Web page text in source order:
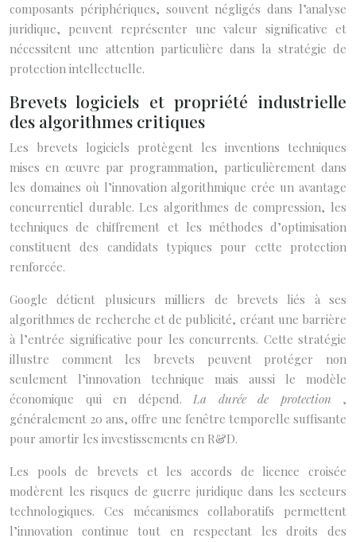
composants périphériques, souvent négligés dans l’analyse
juridique, peuvent représenter une valeur significative et
nécessitent une attention particulière dans la stratégie de
protection intellectuelle.
Brevets logiciels et propriété industrielle
des algorithmes critiques
Les brevets logiciels protègent les inventions techniques
mises en œuvre par programmation, particulièrement dans
les domaines où l’innovation algorithmique crée un avantage
concurrentiel durable. Les algorithmes de compression, les
techniques de chiffrement et les méthodes d’optimisation
constituent des candidats typiques pour cette protection
renforcée.
Google détient plusieurs milliers de brevets liés à ses
algorithmes de recherche et de publicité, créant une barrière
à l’entrée significative pour les concurrents. Cette stratégie
illustre comment les brevets peuvent protéger non
seulement l’innovation technique mais aussi le modèle
économique qui en dépend. La durée de protection ,
généralement 20 ans, offre une fenêtre temporelle suffisante
pour amortir les investissements en R&D.
Les pools de brevets et les accords de licence croisée
modèrent les risques de guerre juridique dans les secteurs
technologiques. Ces mécanismes collaboratifs permettent
l’innovation continue tout en respectant les droits des